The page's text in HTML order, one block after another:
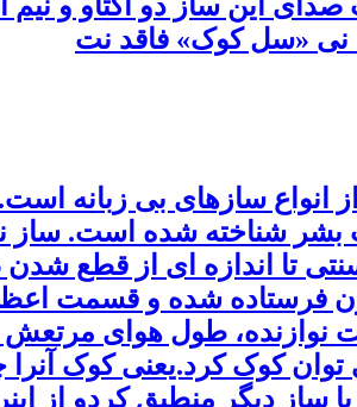
نی «سل کوک» فاقد نت
سازهای بی زبانه
شناخته شده است. ساز نی
تا اندازه ای از قطع
فرستاده شده و قسمت
طول هوای مرتعش
کوک کرد.یعنی کوک
ساز دیگر منطبق کردو از